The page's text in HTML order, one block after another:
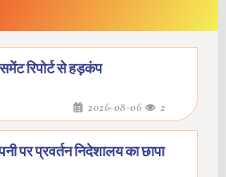
रिपोर्ट से हड़कंप
2026-08-06 2
पर प्रवर्तन निदेशालय का छापा